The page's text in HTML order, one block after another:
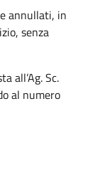
annullati, in
senza
all’Ag. Sc.
al numero